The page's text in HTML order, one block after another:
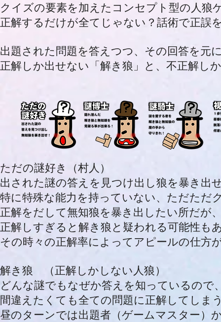
クイズの要素を加えたコンセプト型の人狼
正解するだけが全てじゃない？話術で正誤
出題された問題を答えつつ、その回答を元
正解しか出せない「解き狼」と、不正解し
ただの謎好き（村人）
出された謎の答えを見つけ出し狼を暴き出
特に特殊な能力を持っていない、ただただ
正解をだして無知狼を暴き出したい所だが
正解しすぎると解き狼と疑われる可能性も
その時々の正解率によってアピールの仕方
解き狼 （正解しかしない人狼）
どんな謎でもなぜか答えを知っているので
間違えたくても全ての問題に正解してしま
昼のターンでは出題者（ゲームマスター）